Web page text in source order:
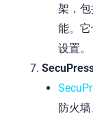
架，
能。
设置。
防火